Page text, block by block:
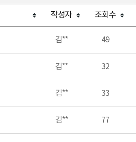
작성자 조회수
김** 49
김** 32
김** 33
김** 77